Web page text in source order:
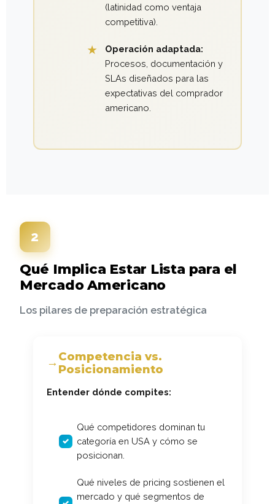
(latinidad como ventaja
competitiva).
Operación adaptada:
Procesos, documentación y
SLAs diseñados para las
expectativas del comprador
americano.
2
Qué Implica Estar Lista para el
Mercado Americano
Los pilares de preparación estratégica
Competencia vs.
Posicionamiento
Entender dónde compites:
Qué competidores dominan tu
categoría en USA y cómo se
posicionan.
Qué niveles de pricing sostienen el
mercado y qué segmentos de